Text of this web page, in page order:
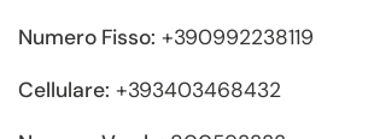
Numero Fisso: +390992238119
Cellulare: +393403468432